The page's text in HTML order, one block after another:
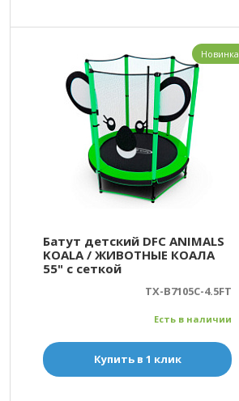
Батут детский DFC ANIMALS
KOALA / ЖИВОТНЫЕ КОАЛА
55" с сеткой
TX-B7105C-4.5FT
Есть в наличии
Купить в 1 клик
Новинка